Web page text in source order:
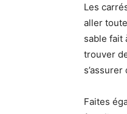
Les
aller
sable fait
trouver
Faites